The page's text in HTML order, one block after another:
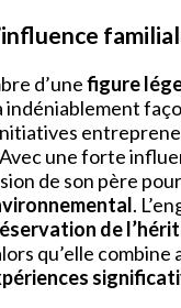
d’unefigure
indéniablement
une forte
de son père
.
de
qu’elle